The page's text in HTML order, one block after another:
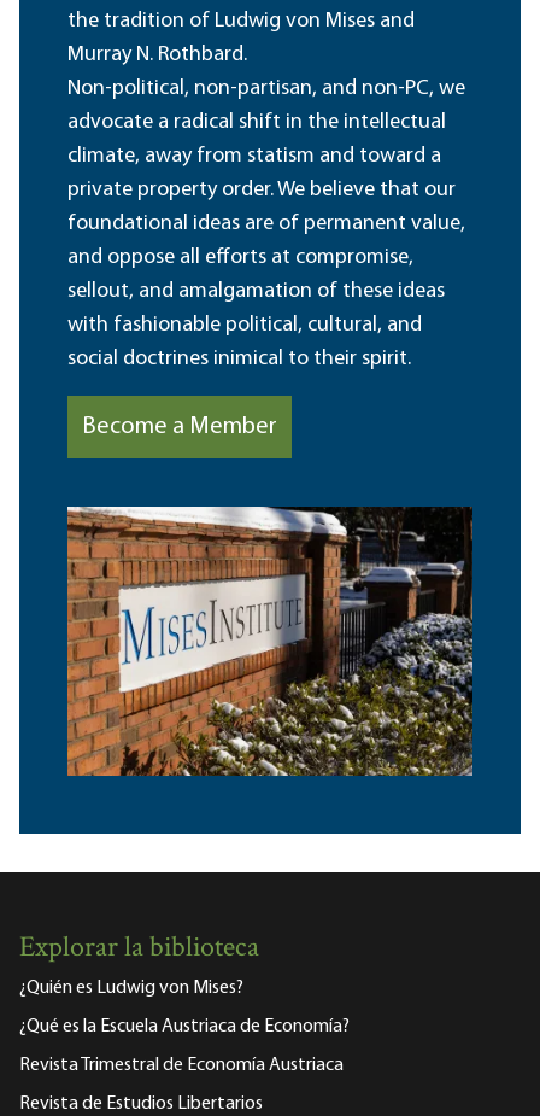
the tradition of Ludwig von Mises and
Murray N. Rothbard.
Non-political, non-partisan, and non-PC, we
advocate a radical shift in the intellectual
climate, away from statism and toward a
private property order. We believe that our
foundational ideas are of permanent value,
and oppose all efforts at compromise,
sellout, and amalgamation of these ideas
with fashionable political, cultural, and
social doctrines inimical to their spirit.
Become a Member
Explorar la biblioteca
¿Quién es Ludwig von Mises?
¿Qué es la Escuela Austriaca de Economía?
Revista Trimestral de Economía Austriaca
Revista de Estudios Libertarios